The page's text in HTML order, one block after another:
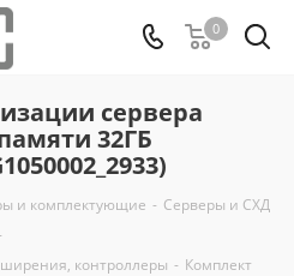
0
сервера
32ГБ
и комплектующие - Серверы и СХД
контроллеры - Комплект